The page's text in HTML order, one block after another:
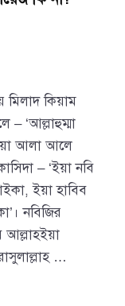
মিলাদ কিয়াম
– ‘আল্লাহুম্মা
ওয়া আলা আলে
– ‘ইয়া নবি
ইয়া হাবিব
নবিজির
আল্লাহইয়া
…